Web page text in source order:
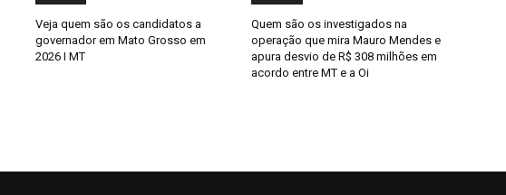
Veja quem são os candidatos a
governador em Mato Grosso em
2026 I MT
Quem são os investigados na
operação que mira Mauro Mendes e
apura desvio de R$ 308 milhões em
acordo entre MT e a Oi